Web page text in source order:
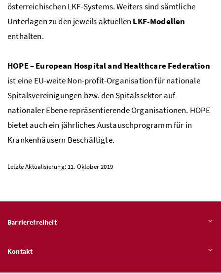
österreichischen LKF-Systems. Weiters sind sämtliche
Unterlagen zu den jeweils aktuellen LKF-Modellen
enthalten.
HOPE– European Hospital and Healthcare Federation
ist eine EU-weiteNon-profit-Organisation für nationale
Spitalsvereinigungen bzw. den Spitalssektor auf
nationaler Ebene repräsentierende Organisationen. HOPE
bietet auch ein jährliches Austauschprogramm für in
Krankenhäusern Beschäftigte.
Letzte Aktualisierung: 11. Oktober 2019
Barrierefreiheit
Kontakt